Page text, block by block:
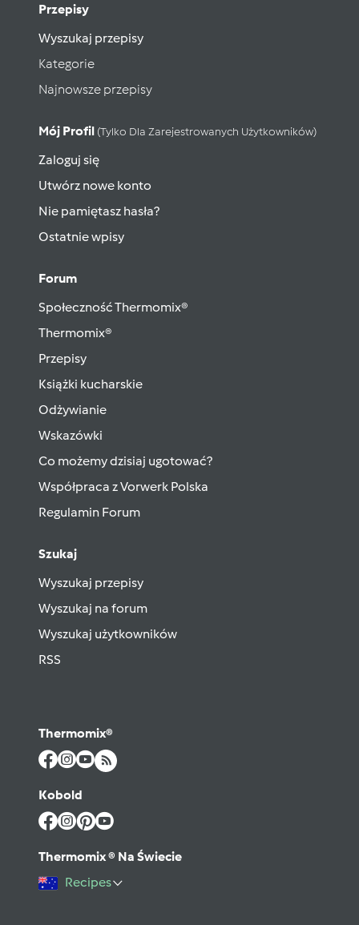
Przepisy
Wyszukaj przepisy
Kategorie
Najnowsze przepisy
Mój Profil (tylko Dla Zarejestrowanych Użytkowników)
Zaloguj się
Utwórz nowe konto
Nie pamiętasz hasła?
Ostatnie wpisy
Forum
Społeczność Thermomix®
Thermomix®
Przepisy
Książki kucharskie
Odżywianie
Wskazówki
Co możemy dzisiaj ugotować?
Współpraca z Vorwerk Polska
Regulamin Forum
Szukaj
Wyszukaj przepisy
Wyszukaj na forum
Wyszukaj użytkowników
RSS
Thermomix®
Kobold
Thermomix ® Na Świecie
Recipes